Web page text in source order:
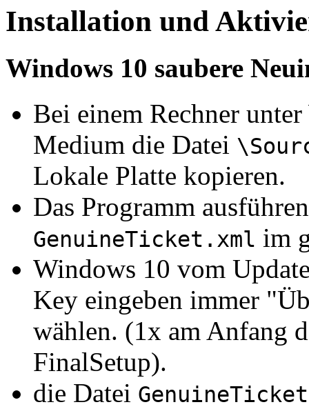
Installation und
Windows 10 saubere
Bei einem Rechner
Medium die Datei
Lokale Platte kopieren.
Das Programm
GenuineTicket.xml im
Windows 10 vom
Key eingeben immer
wählen. (1x am Anfang
FinalSetup).
die Datei